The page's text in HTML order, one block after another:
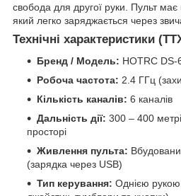
свобода для другої руки. Пульт
який легко заряджається через
Технічні характеристики
Бренд / Модель: HOTRC DS-
Робоча частота: 2.4 ГГц
Кількість каналів: 6 каналів
Дальність дії: 300 – 400
просторі
Живлення пульта:
(зарядка через USB)
Тип керування: Однією рукою